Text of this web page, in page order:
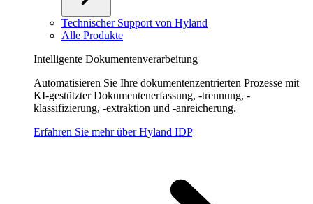
Technischer Support von Hyland
Alle Produkte
Intelligente Dokumentenverarbeitung
Automatisieren Sie Ihre dokumentenzentrierten Prozesse mit
KI-gestützter Dokumentenerfassung, -trennung, -
klassifizierung, -extraktion und -anreicherung.
Erfahren Sie mehr über Hyland IDP